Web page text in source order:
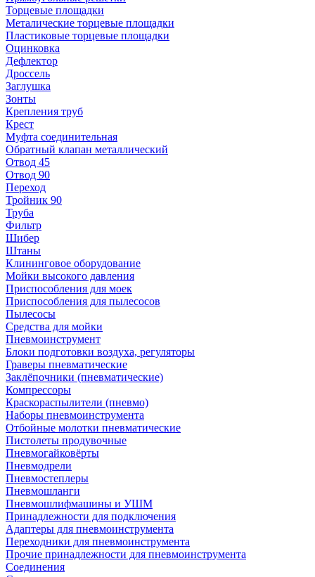
Торцевые площадки
Металические торцевые площадки
Пластиковые торцевые площадки
Оцинковка
Дефлектор
Дроссель
Заглушка
Зонты
Крепления труб
Крест
Муфта соединительная
Обратный клапан металлический
Отвод 45
Отвод 90
Переход
Тройник 90
Труба
Фильтр
Шибер
Штаны
Клининговое оборудование
Мойки высокого давления
Приспособления для моек
Приспособления для пылесосов
Пылесосы
Средства для мойки
Пневмоинструмент
Блоки подготовки воздуха, регуляторы
Граверы пневматические
Заклёпочники (пневматические)
Компрессоры
Краскораспылители (пневмо)
Наборы пневмоинструмента
Отбойные молотки пневматические
Пистолеты продувочные
Пневмогайковёрты
Пневмодрели
Пневмостеплеры
Пневмошланги
Пневмошлифмашины и УШМ
Принадлежности для подключения
Адаптеры для пневмоинструмента
Переходники для пневмоинструмента
Прочие принадлежности для пневмоинструмента
Соединения